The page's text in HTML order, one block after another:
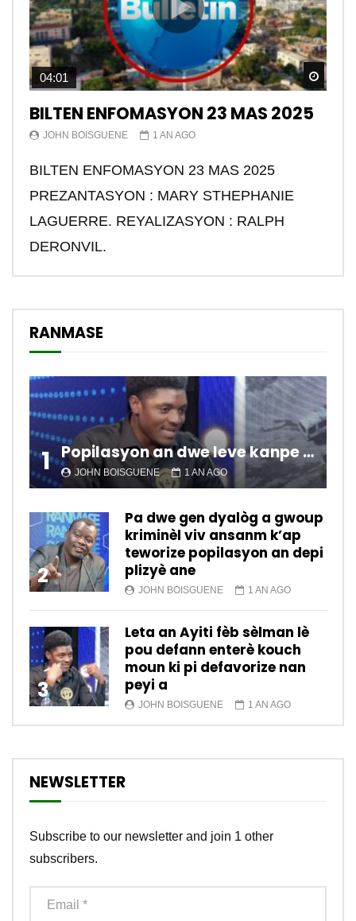
04:01
BILTEN ENFOMASYON 23 MAS 2025
JOHN BOISGUENE 1 AN AGO
BILTEN ENFOMASYON 23 MAS 2025
PREZANTASYON : MARY STHEPHANIE
LAGUERRE. REYALIZASYON : RALPH
DERONVIL.
RANMASE
1 Popilasyon an dwe leve kanpe pou chanje sitiyasyon kawotik l’ap viv nan peyi a.
JOHN BOISGUENE 1 AN AGO
2
Pa dwe gen dyalòg a gwoup
kriminèl viv ansanm k’ap
teworize popilasyon an depi
plizyè ane
JOHN BOISGUENE 1 AN AGO
3
Leta an Ayiti fèb sèlman lè
pou defann enterè kouch
moun ki pi defavorize nan
peyi a
JOHN BOISGUENE 1 AN AGO
NEWSLETTER
Subscribe to our newsletter and join 1 other
subscribers.